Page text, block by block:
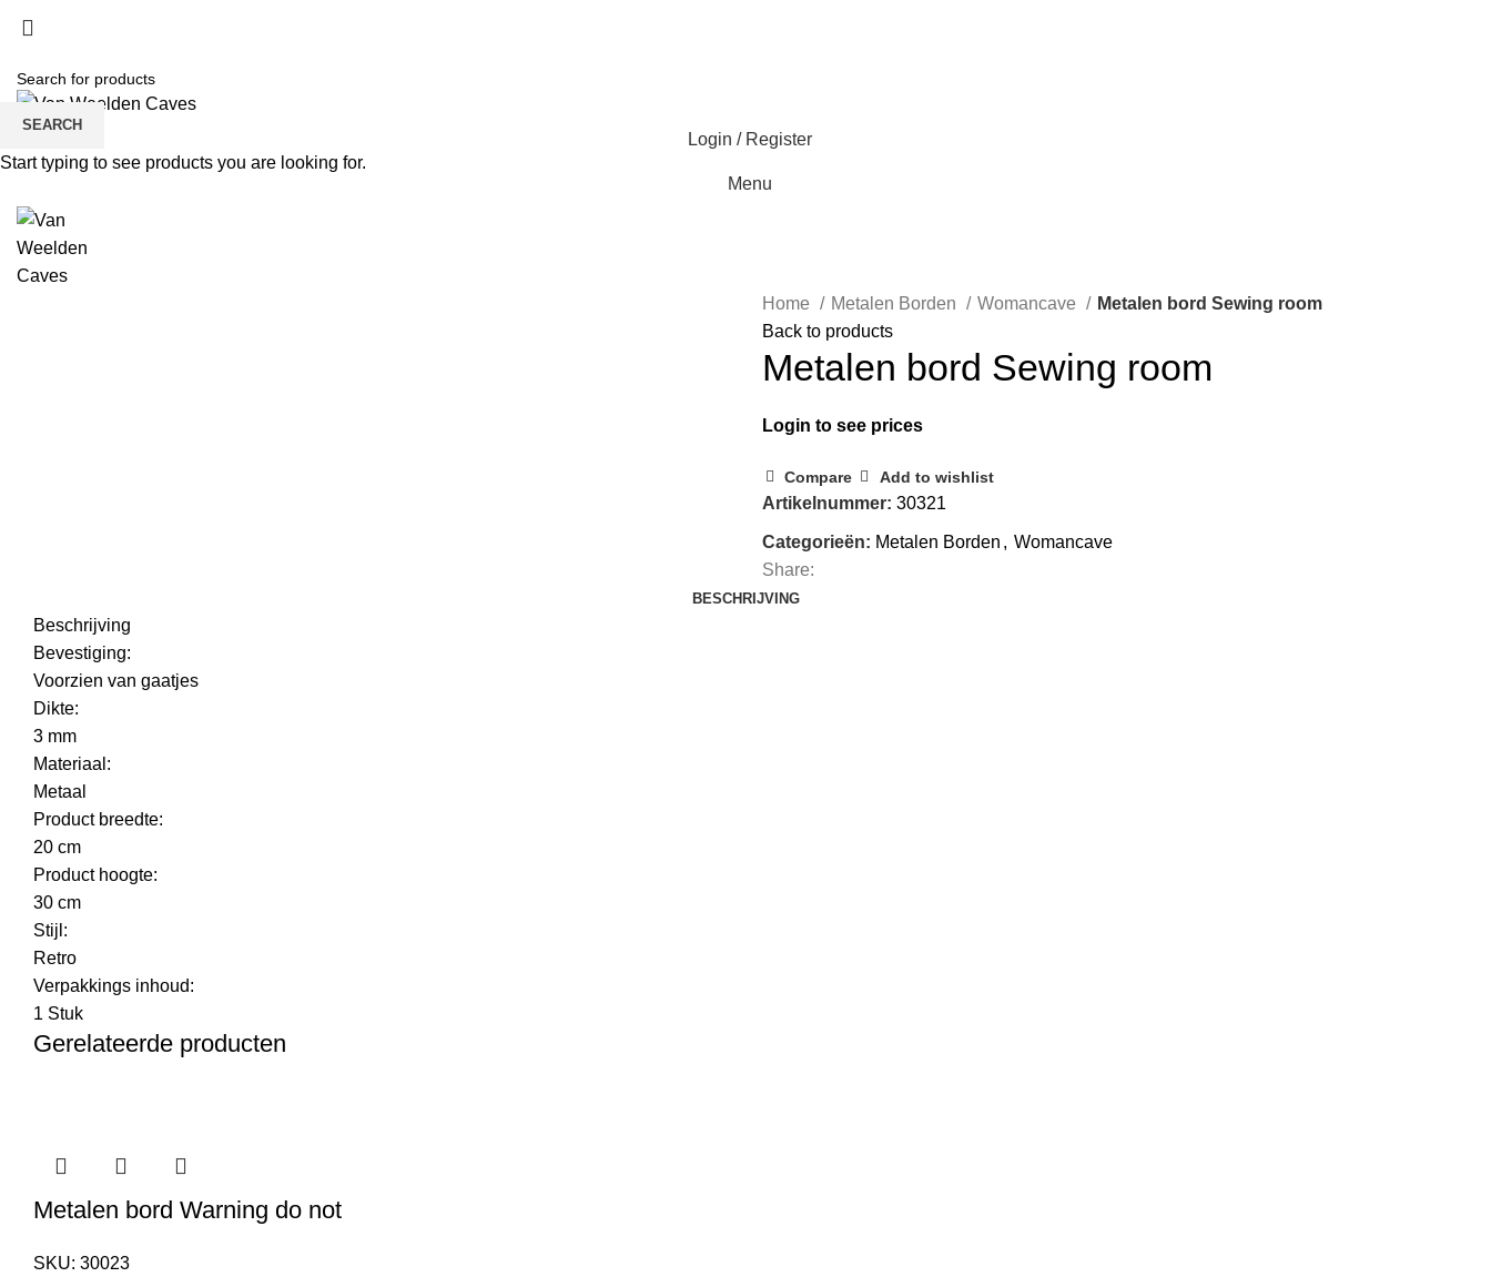
Login / Register
Menu
Home Metalen Borden Womancave
Metalen bord Sewing room
Back to products
Metalen bord Sewing room
Login to see prices
Compare Add to wishlist
Artikelnummer: 30321
Categorieën: Metalen Borden , Womancave
Share:
BESCHRIJVING
Beschrijving
Bevestiging:
Voorzien van gaatjes
Dikte:
3 mm
Materiaal:
Metaal
Product breedte:
20 cm
Product hoogte:
30 cm
Stijl:
Retro
Verpakkings inhoud:
1 Stuk
Gerelateerde producten
Metalen bord Warning do not
SKU: 30023
SEARCH
Start typing to see products you are looking for.